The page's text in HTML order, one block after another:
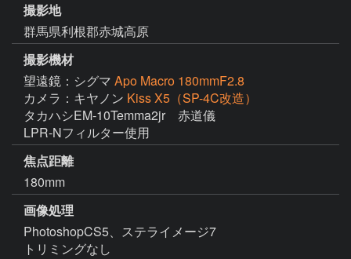
撮影地
群馬県利根郡赤城高原
撮影機材
望遠鏡：シグマ Apo Macro 180mmF2.8
カメラ：キヤノン Kiss X5（SP-4C改造）
タカハシEM-10Temma2jr　赤道儀
LPR-Nフィルター使用
焦点距離
180mm
画像処理
PhotoshopCS5、ステライメージ7
トリミングなし